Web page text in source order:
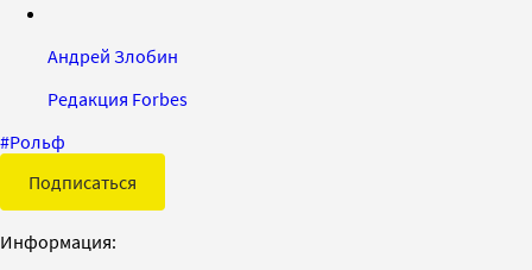
Андрей Злобин
Редакция Forbes
#Рольф
Подписаться
Информация: